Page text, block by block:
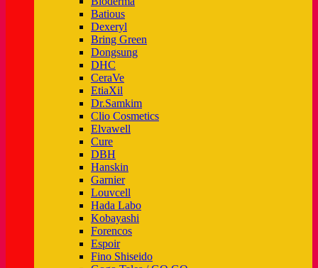
Batious
Dexeryl
Bring Green
Dongsung
DHC
CeraVe
EtiaXil
Dr.Samkim
Clio Cosmetics
Elvawell
Cure
DBH
Hanskin
Garnier
Louvcell
Hada Labo
Kobayashi
Forencos
Espoir
Fino Shiseido